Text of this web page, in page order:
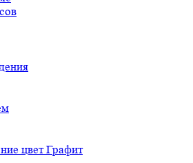
цвет Графит